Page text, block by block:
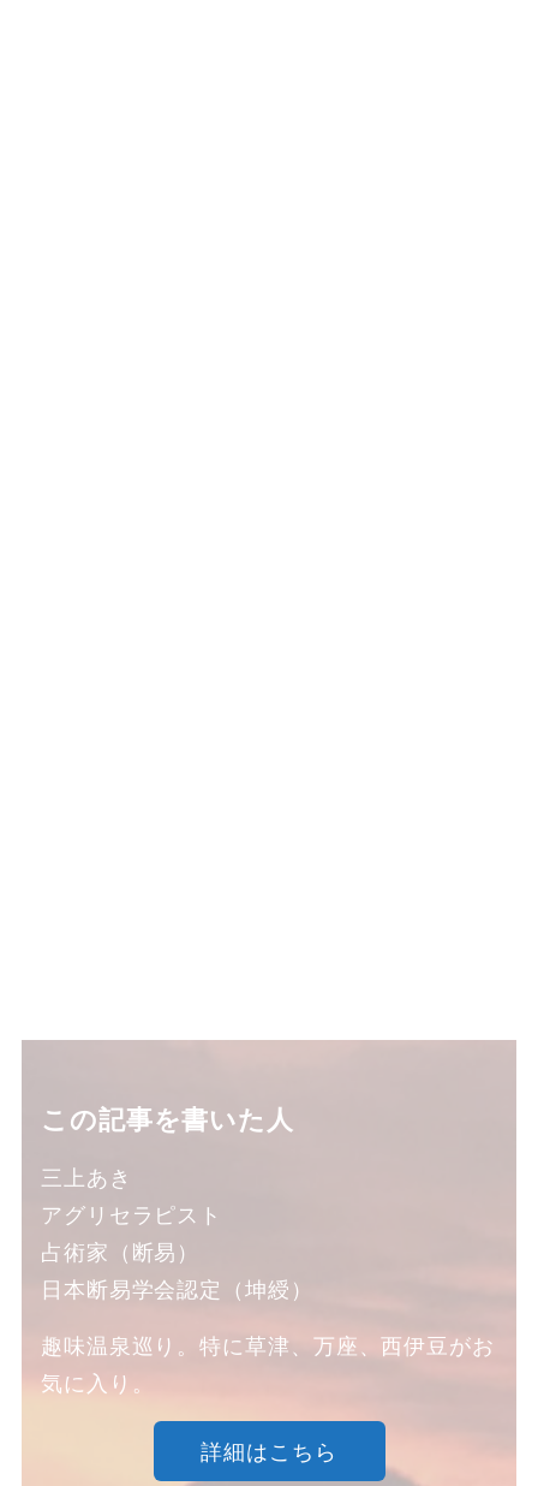
この記事を書いた人
三上あき
アグリセラピスト
占術家（断易）
日本断易学会認定（坤綬）
趣味温泉巡り。特に草津、万座、西伊豆がお
気に入り。
詳細はこちら